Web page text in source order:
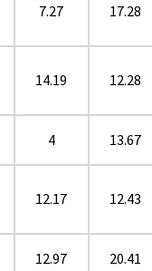
7.27 17.28
14.19 12.28
4 13.67
12.17 12.43
12.97 20.41